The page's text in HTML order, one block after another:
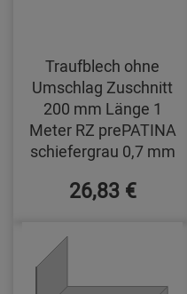
Traufblech ohne
Umschlag Zuschnitt
200 mm Länge 1
Meter RZ prePATINA
schiefergrau 0,7 mm
26,83 €